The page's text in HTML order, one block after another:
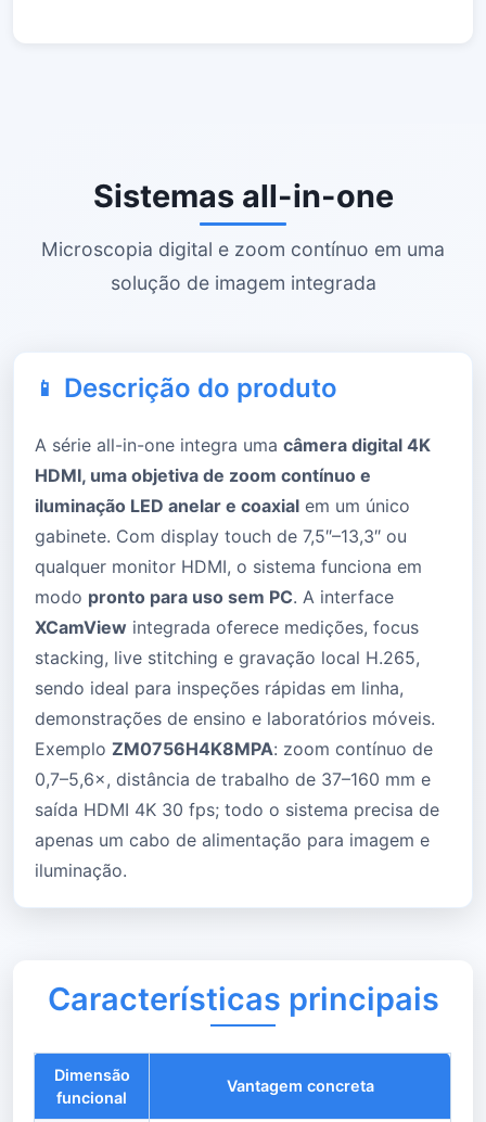
Sistemas all-in-one
Microscopia digital e zoom contínuo em uma
solução de imagem integrada
Descrição do produto
A série all-in-one integra umacâmera digital 4K
HDMI, uma objetiva de zoom contínuo e
iluminação LED anelar e coaxial em um único
gabinete. Com display touch de 7,5″–13,3″ ou
qualquer monitor HDMI, o sistema funciona em
modo pronto para uso sem PC. A interface
XCamView integrada oferece medições, focus
stacking, live stitching e gravação local H.265,
sendo ideal para inspeções rápidas em linha,
demonstrações de ensino e laboratórios móveis.
ExemploZM0756H4K8MPA: zoom contínuo de
0,7–5,6×, distância de trabalho de 37–160 mm e
saída HDMI 4K 30 fps; todo o sistema precisa de
apenas um cabo de alimentação para imagem e
iluminação.
Características principais
Dimensão
funcional
Vantagem concreta